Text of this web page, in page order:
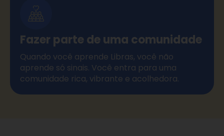
Fazer parte de uma comunidade
Quando você aprende Libras, você não
aprende só sinais. Você entra para uma
comunidade rica, vibrante e acolhedora.